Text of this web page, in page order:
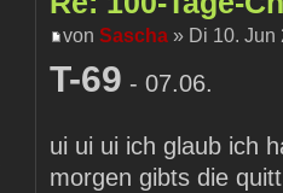
vonSascha » Di 10. Jun
T-69 - 07.06.
ui ui ui ich glaub ich
morgen gibts die